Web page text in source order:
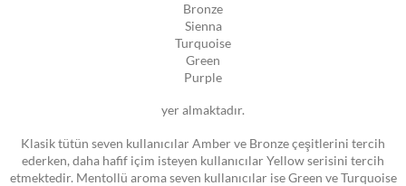
Bronze
Sienna
Turquoise
Green
Purple
yer almaktadır.
Klasik tütün seven kullanıcılar Amber ve Bronze çeşitlerini tercih
ederken, daha hafif içim isteyen kullanıcılar Yellow serisini tercih
etmektedir. Mentollü aroma seven kullanıcılar ise Green ve Turquoise